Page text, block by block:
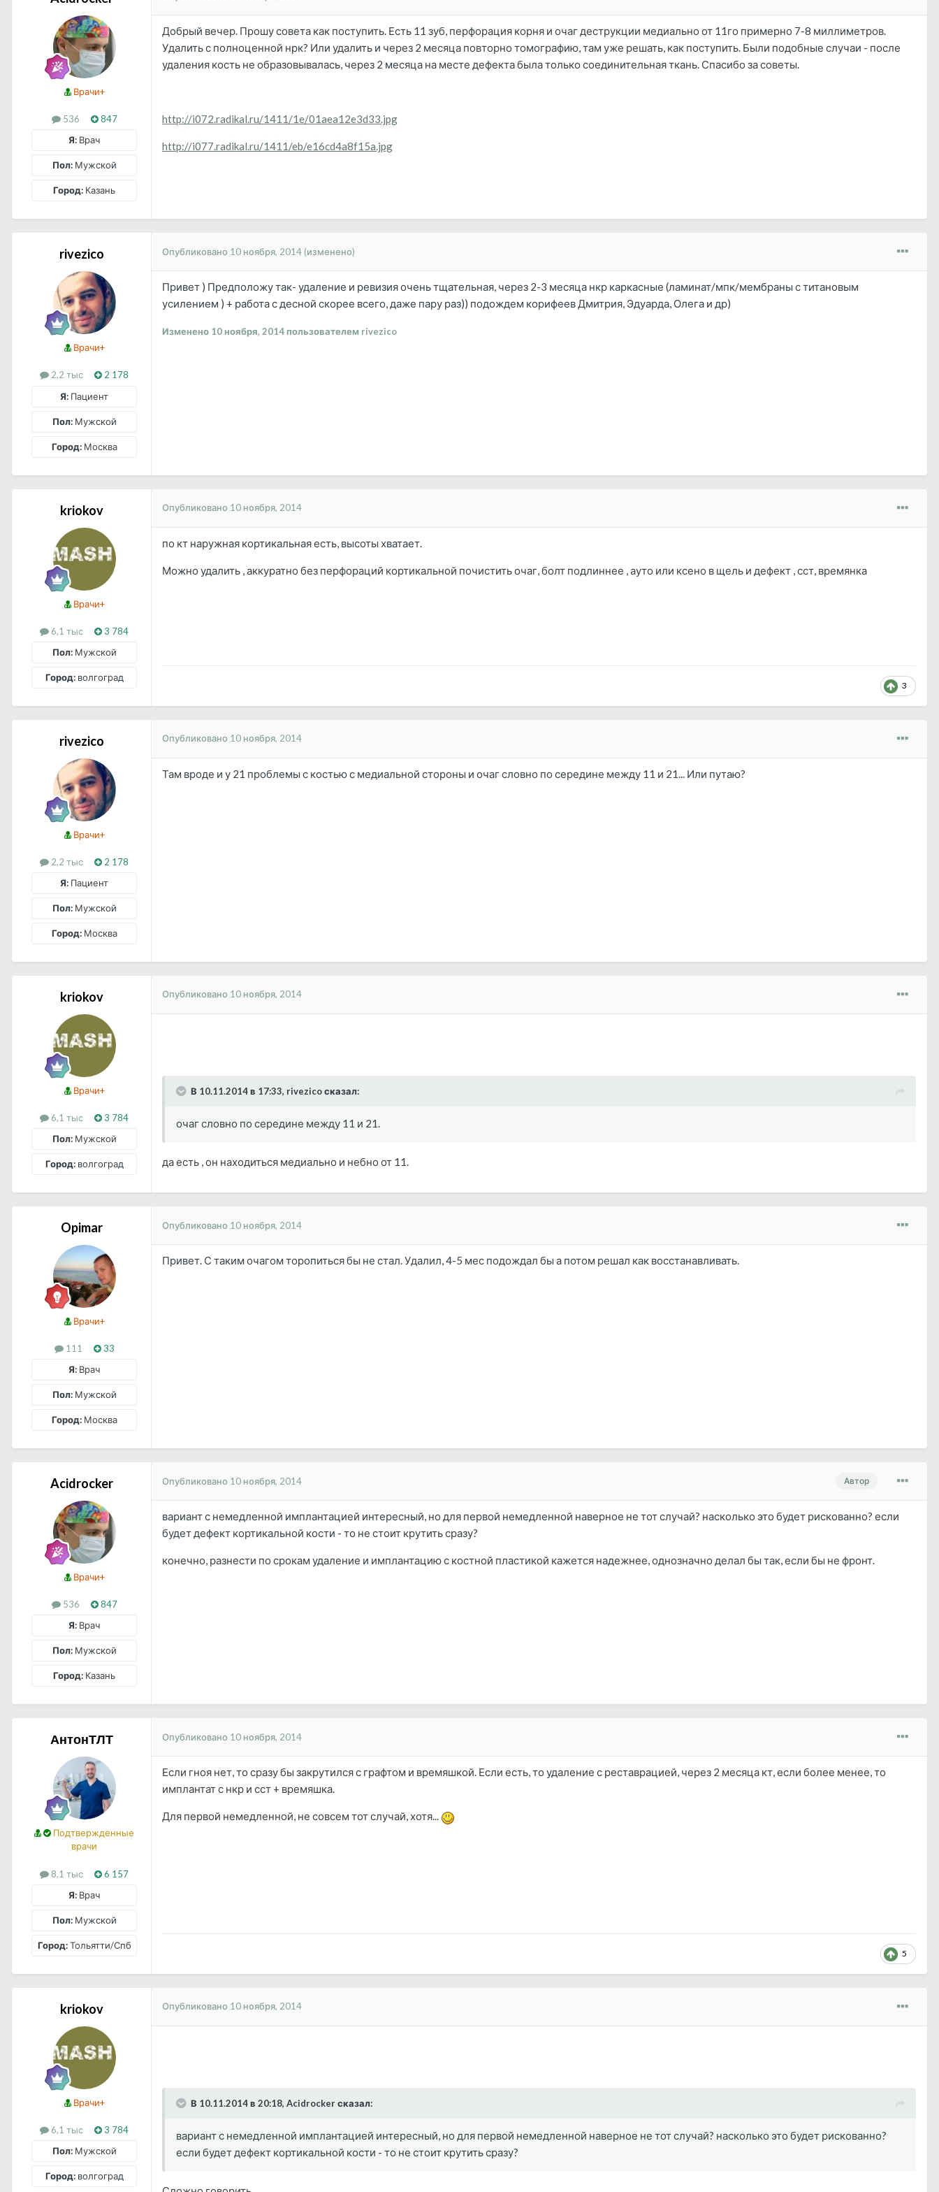
Врачи+
536
847
Я: Врач
Пол:Мужской
Город: Казань
Добрый вечер. Прошу совета как поступить. Есть 11 зуб, перфорация корня и очаг деструкции медиально от 11го примерно 7-8 миллиметров.
Удалить с полноценной нрк? Или удалить и через 2 месяца повторно томографию, там уже решать, как поступить. Были подобные случаи - после
удаления кость не образовывалась, через 2 месяца на месте дефекта была только соединительная ткань. Спасибо за советы.
http://i072.radikal.ru/1411/1e/01aea12e3d33.jpg
http://i077.radikal.ru/1411/eb/e16cd4a8f15a.jpg
rivezico
Врачи+
2,2 тыс
2 178
Я: Пациент
Пол:Мужской
Город:Москва
Опубликовано 10 ноября, 2014 (изменено)
Привет ) Предположу так- удаление и ревизия очень тщательная, через 2-3 месяца нкр каркасные (ламинат/мпк/мембраны с титановым
усилением ) + работа с десной скорее всего, даже пару раз)) подождем корифеев Дмитрия, Эдуарда, Олега и др)
Изменено 10 ноября, 2014пользователем rivezico
kriokov
Врачи+
6,1 тыс
3 784
Пол:Мужской
Город:волгоград
Опубликовано 10 ноября, 2014
по кт наружная кортикальная есть, высоты хватает.
Можно удалить , аккуратно без перфораций кортикальной почистить очаг, болт подлиннее , ауто или ксено в щель и дефект , сст, времянка
3
rivezico
Врачи+
2,2 тыс
2 178
Я: Пациент
Пол:Мужской
Город:Москва
Опубликовано 10 ноября, 2014
Там вроде и у 21 проблемы с костью с медиальной стороны и очаг словно по середине между 11 и 21... Или путаю?
kriokov
Врачи+
6,1 тыс
3 784
Пол:Мужской
Город:волгоград
Опубликовано 10 ноября, 2014
В 10.11.2014 в 17:33, rivezico сказал:
очаг словно по середине между 11 и 21.
да есть , он находиться медиально и небно от 11.
Opimar
Врачи+
111
33
Я: Врач
Пол:Мужской
Город:Москва
Опубликовано 10 ноября, 2014
Привет. С таким очагом торопиться бы не стал. Удалил, 4-5 мес подождал бы а потом решал как восстанавливать.
Acidrocker
Врачи+
536
847
Я: Врач
Пол:Мужской
Город: Казань
Автор
Опубликовано 10 ноября, 2014
вариант с немедленной имплантацией интересный, но для первой немедленной наверное не тот случай? насколько это будет рискованно? если
будет дефект кортикальной кости - то не стоит крутить сразу?
конечно, разнести по срокам удаление и имплантацию с костной пластикой кажется надежнее, однозначно делал бы так, если бы не фронт.
АнтонТЛТ
Подтвержденные
врачи
8,1 тыс
6 157
Я: Врач
Пол:Мужской
Город:Тольятти/Спб
Опубликовано 10 ноября, 2014
Если гноя нет, то сразу бы закрутился с графтом и времяшкой. Если есть, то удаление с реставрацией, через 2 месяца кт, если более менее, то
имплантат с нкр и сст + времяшка.
Для первой немедленной, не совсем тот случай, хотя...
5
kriokov
Врачи+
6,1 тыс
3 784
Пол:Мужской
Город:волгоград
Опубликовано 10 ноября, 2014
В 10.11.2014 в 20:18, Acidrocker сказал:
вариант с немедленной имплантацией интересный, но для первой немедленной наверное не тот случай? насколько это будет рискованно?
если будет дефект кортикальной кости - то не стоит крутить сразу?